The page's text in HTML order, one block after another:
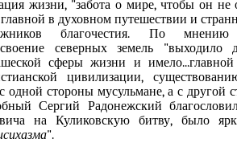
жизни, "забота о мире, чтобы он не
в духовном путешествии и
благочестия. По мнению
северных земель "выходило
сферы жизни и
цивилизации,
одной стороны мусульмане, а с другой
Сергий Радонежский
на Куликовскую битву, было
".